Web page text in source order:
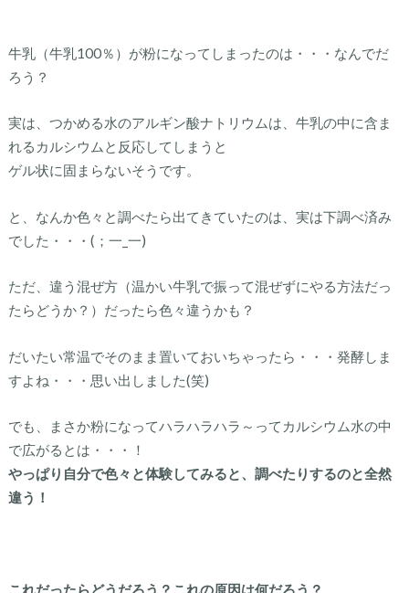
牛乳（牛乳100％）が粉になってしまったのは・・・なんでだ
ろう？
実は、つかめる水のアルギン酸ナトリウムは、牛乳の中に含ま
れるカルシウムと反応してしまうと
ゲル状に固まらないそうです。
と、なんか色々と調べたら出てきていたのは、実は下調べ済み
でした・・・(；一_一)
ただ、違う混ぜ方（温かい牛乳で振って混ぜずにやる方法だっ
たらどうか？）だったら色々違うかも？
だいたい常温でそのまま置いておいちゃったら・・・発酵しま
すよね・・・思い出しました(笑)
でも、まさか粉になってハラハラハラ～ってカルシウム水の中
で広がるとは・・・！
やっぱり自分で色々と体験してみると、調べたりするのと全然
違う！